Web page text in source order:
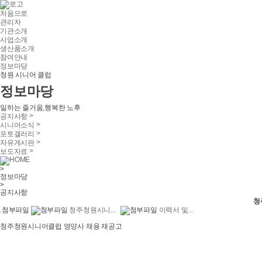
처음으로
관리자
기관소개
사업소개
생산품소개
참여안내
정보마당
청원 시니어 클럽
정보마당
일하는 즐거움,행복한 노후
공지사항 >
시니어소식 >
포토갤러리 >
자유게시판>
보도자료 >
HOME
>
정보마당
>
공지사항
청
.첨부파일
청주청원시니... 이력서 및...
청주청원시니어클럽 영양사 채용 재공고